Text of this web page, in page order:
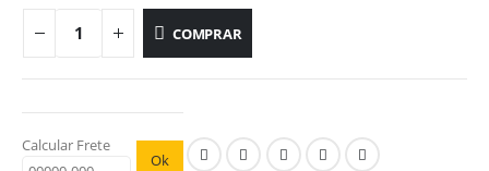
COMPRAR
Calcular Frete
Ok